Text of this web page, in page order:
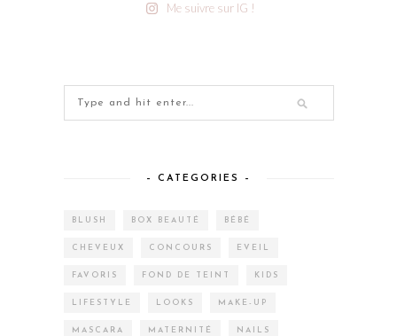
Me suivre sur IG !
– CATEGORIES –
BLUSH BOX BEAUTÉ BÉBÉ
CHEVEUX CONCOURS EVEIL
FAVORIS FOND DE TEINT KIDS
LIFESTYLE LOOKS MAKE-UP
MASCARA MATERNITÉ NAILS